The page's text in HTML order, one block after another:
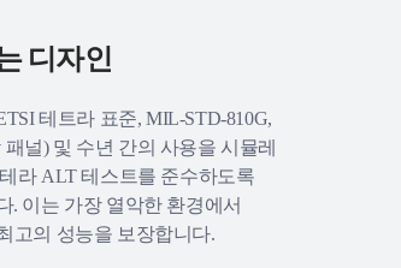
디자인
테트라 표준, MIL-STD-810G,
패널) 및 수년 간의 사용을 시뮬레
라 ALT 테스트를 준수하도록
. 이는 가장 열악한 환경에서
고의 성능을 보장합니다.